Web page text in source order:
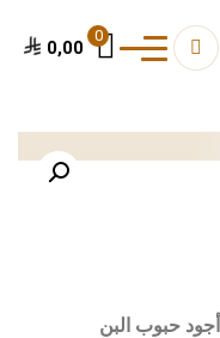
0,00
0
حبوب البن